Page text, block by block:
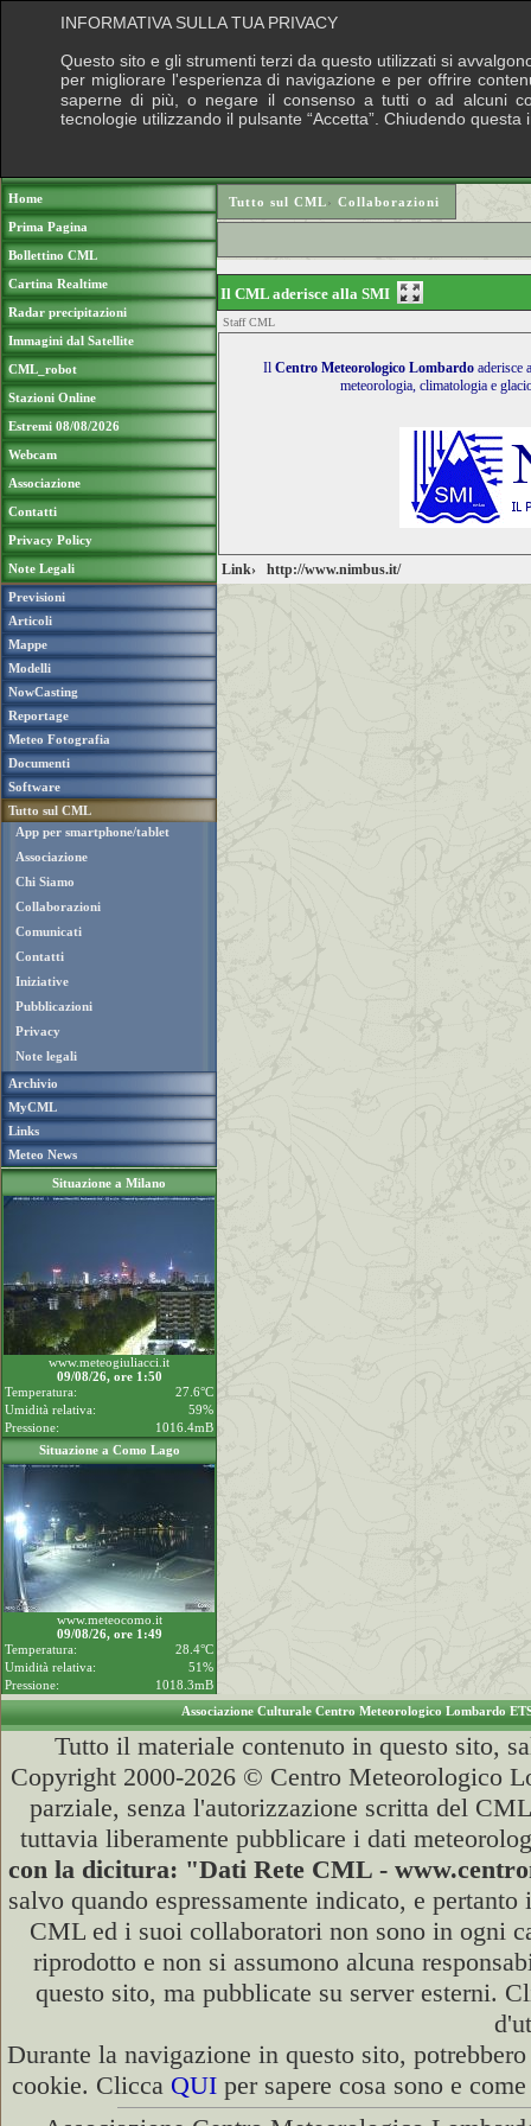
Home
Prima Pagina
Bollettino CML
Cartina Realtime
Radar precipitazioni
Immagini dal Satellite
CML_robot
Stazioni Online
Estremi 08/08/2026
Webcam
Associazione
Contatti
Privacy Policy
Note Legali
Previsioni
Articoli
Mappe
Modelli
NowCasting
Reportage
Meteo Fotografia
Documenti
Software
Tutto sul CML
App per smartphone/tablet
Associazione
Chi Siamo
Collaborazioni
Comunicati
Contatti
Iniziative
Pubblicazioni
Privacy
Note legali
Archivio
MyCML
Links
Meteo News
Situazione a Milano
www.meteogiuliacci.it
09/08/26, ore 1:50
Temperatura:
27.6°C
Umidità relativa:
59%
Pressione:
1016.4mB
Situazione a Como Lago
www.meteocomo.it
09/08/26, ore 1:49
Temperatura:
28.4°C
Umidità relativa:
51%
Pressione:
1018.3mB
Tutto sul CML› Collaborazioni
Il CML aderisce alla SMI
Staff CML
Il Centro Meteorologico Lombardo aderisce
meteorologia, climatologia e
Link› http://www.nimbus.it/
Associazione Culturale Centro Meteorologico Lombardo
Tutto il materiale contenuto in questo sito,
Copyright 2000-2026 © Centro Meteorologico
parziale, senza l'autorizzazione scritta del
tuttavia liberamente pubblicare i dati
con la dicitura: "Dati Rete CML -
salvo quando espressamente indicato, e
CML ed i suoi collaboratori non sono in ogni
riprodotto e non si assumono alcuna
questo sito, ma pubblicate su server esterni.
Durante la navigazione in questo sito,
cookie. Clicca QUI per sapere cosa sono e
INFORMATIVA SULLA TUA PRIVACY
Questo sito e gli strumenti terzi da questo utilizzati si
per migliorare l'esperienza di navigazione e per offrire
saperne di più, o negare il consenso a tutti o ad alcuni
tecnologie utilizzando il pulsante “Accetta”. Chiudendo